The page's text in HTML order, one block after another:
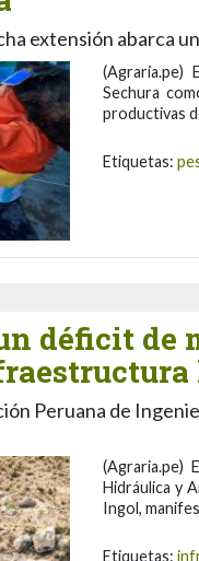
extensión abarca
(Agraria.pe)
Sechura
productivas
Etiquetas:
déficit de
Peruana de
(Agraria.pe)
Hidráulica y
Ingol,
Etiquetas: